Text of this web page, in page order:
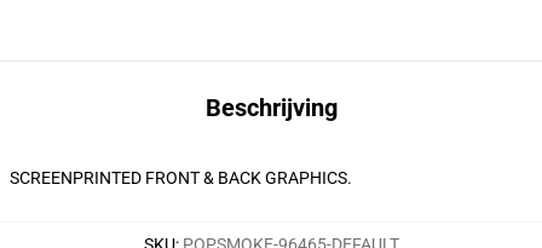
Beschrijving
SCREENPRINTED FRONT & BACK GRAPHICS.